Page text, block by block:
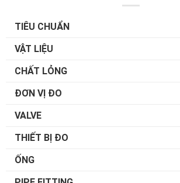
TIÊU CHUẨN
VẬT LIỆU
CHẤT LỎNG
ĐƠN VỊ ĐO
VALVE
THIẾT BỊ ĐO
ỐNG